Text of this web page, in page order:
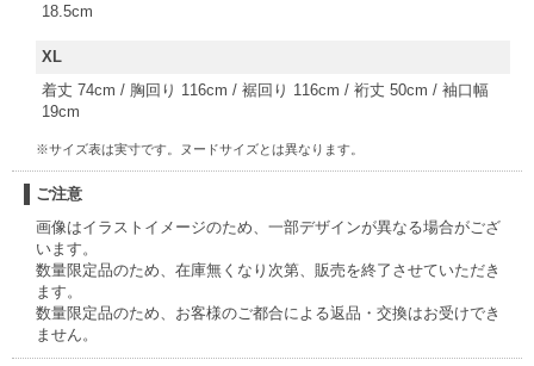
18.5cm
XL
着丈 74cm / 胸回り 116cm / 裾回り 116cm / 裄丈 50cm / 袖口幅
19cm
※サイズ表は実寸です。ヌードサイズとは異なります。
ご注意
画像はイラストイメージのため、一部デザインが異なる場合がござ
います。
数量限定品のため、在庫無くなり次第、販売を終了させていただき
ます。
数量限定品のため、お客様のご都合による返品・交換はお受けでき
ません。